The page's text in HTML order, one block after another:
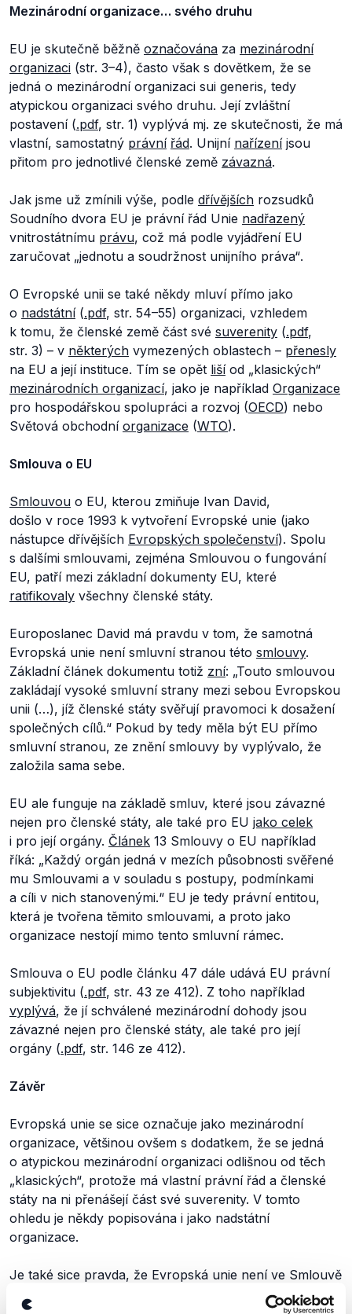
Mezinárodní organizace… svého druhu
EU je skutečně běžně označována za mezinárodní
organizaci (str. 3–4), často však s dovětkem, že se
jedná o mezinárodní organizaci sui generis, tedy
atypickou organizaci svého druhu. Její zvláštní
postavení (.pdf, str. 1) vyplývá mj. ze skutečnosti, že má
vlastní, samostatný právní řád. Unijní nařízeníjsou
přitom pro jednotlivé členské země závazná.
Jak jsme už zmínili výše, podle dřívějších rozsudků
Soudního dvora EU je právní řád Unie nadřazený
vnitrostátnímu právu, což má podle vyjádření EU
zaručovat „jednotu a soudržnost unijního práva“.
O Evropské unii se také někdy mluví přímo jako
o nadstátní(.pdf, str. 54–55) organizaci, vzhledem
k tomu, že členské země část své suverenity (.pdf,
str. 3) – v některých vymezených oblastech – přenesly
na EU a její instituce. Tím se opět lišíod „klasických“
mezinárodních organizací, jako je například Organizace
pro hospodářskou spolupráci a rozvoj (OECD) nebo
Světová obchodní organizace (WTO).
Smlouva o EU
Smlouvou o EU, kterou zmiňuje Ivan David,
došlo v roce 1993 k vytvoření Evropské unie (jako
nástupce dřívějších Evropských společenství). Spolu
s dalšími smlouvami, zejména Smlouvou o fungování
EU, patří mezi základní dokumenty EU, které
ratifikovaly všechny členské státy.
Europoslanec David má pravdu v tom, že samotná
Evropská unie není smluvní stranou této smlouvy.
Základní článek dokumentu totiž zní: „Touto smlouvou
zakládají vysoké smluvní strany mezi sebou Evropskou
unii (…), jíž členské státy svěřují pravomoci k dosažení
společných cílů.“ Pokud by tedy měla být EU přímo
smluvní stranou, ze znění smlouvy by vyplývalo, že
založila sama sebe.
EU ale funguje na základě smluv, které jsou závazné
nejen pro členské státy, ale také pro EU jako celek
i pro její orgány. Článek 13 Smlouvy o EU například
říká: „Každý orgán jedná v mezích působnosti svěřené
mu Smlouvami a v souladu s postupy, podmínkami
a cíli v nich stanovenými.“ EU je tedy právní entitou,
která je tvořena těmito smlouvami, a proto jako
organizace nestojí mimo tento smluvní rámec.
Smlouva o EU podle článku 47 dále udává EU právní
subjektivitu (.pdf, str. 43 ze 412). Z toho například
vyplývá, že jí schválené mezinárodní dohody jsou
závazné nejen pro členské státy, ale také pro její
orgány (.pdf, str. 146 ze 412).
Závěr
Evropská unie se sice označuje jako mezinárodní
organizace, většinou ovšem s dodatkem, že se jedná
o atypickou mezinárodní organizaci odlišnou od těch
„klasických“, protože má vlastní právní řád a členské
státy na ni přenášejí část své suverenity. V tomto
ohledu je někdy popisována i jako nadstátní
organizace.
Je také sice pravda, že Evropská unie není ve Smlouvě
o EU výslovně zmíněná jako jedna ze smluvních stran,